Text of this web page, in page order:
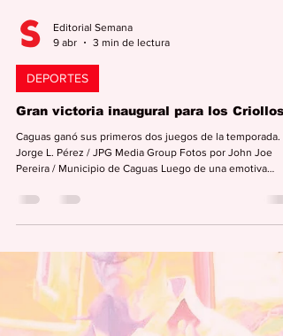
Editorial Semana
9 abr
3 min de lectura
DEPORTES
Caguas ganó sus primeros dos juegos de la temporada.
Jorge L. Pérez / JPG Media Group Fotos por John Joe
Pereira / Municipio de Caguas Luego de una emotiva
ceremonia inaugural, los Criollos de Caguas del BSN
celebraron el martes su primer partido local de la